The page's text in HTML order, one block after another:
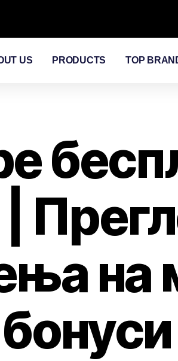
US PRODUCTS TOP
на
бонуси